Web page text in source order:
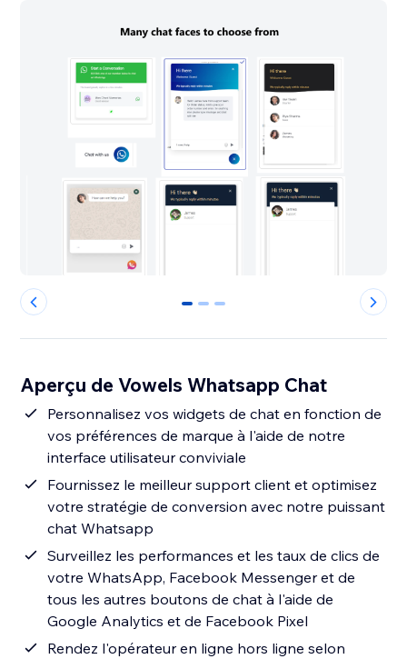
0 1 2
Aperçu de Vowels Whatsapp Chat
Personnalisez vos widgets de chat en fonction de
vos préférences de marque à l'aide de notre
interface utilisateur conviviale
Fournissez le meilleur support client et optimisez
votre stratégie de conversion avec notre puissant
chat Whatsapp
Surveillez les performances et les taux de clics de
votre WhatsApp, Facebook Messenger et de
tous les autres boutons de chat à l'aide de
Google Analytics et de Facebook Pixel
Rendez l'opérateur en ligne hors ligne selon